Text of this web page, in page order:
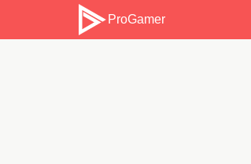
ProGamer